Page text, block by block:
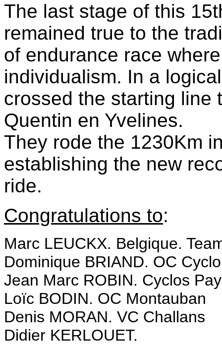
The last stage of this
remained true to the
of endurance race
individualism. In a
crossed the starting line
Quentin en Yvelines.
They rode the 1230Km
establishing the new
ride.
Congratulations to:
Marc LEUCKX. Belgique.
Dominique BRIAND. OC
Jean Marc ROBIN. Cyclos
Loïc BODIN. OC Montauban
Denis MORAN. VC Challans
Didier KERLOUET.